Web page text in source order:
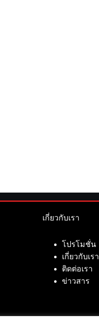
เกี่ยวกับเรา
โปรโมชั่น
เกี่ยวกับเรา
ติดต่อเรา
ข่าวสาร